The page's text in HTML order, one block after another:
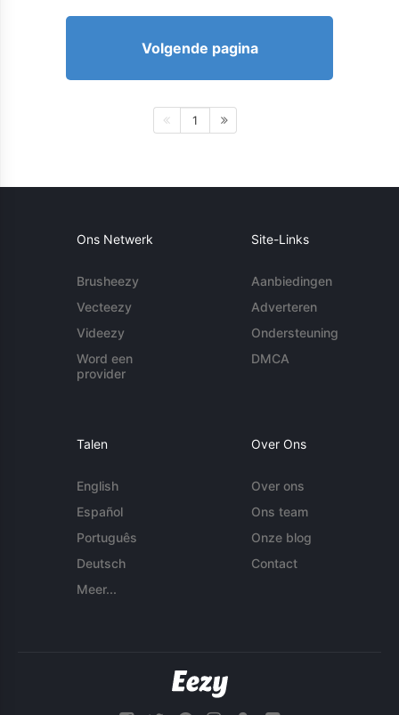
Volgende pagina
1
Ons Netwerk
Brusheezy
Vecteezy
Videezy
Word een
provider
Site-Links
Aanbiedingen
Adverteren
Ondersteuning
DMCA
Talen
English
Español
Português
Deutsch
Meer...
Over Ons
Over ons
Ons team
Onze blog
Contact